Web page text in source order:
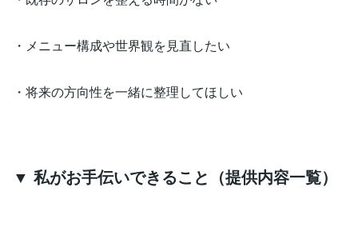
・メニュー構成や世界観を見直したい
・将来の方向性を一緒に整理してほしい
▼ 私がお手伝いできること（提供内容一覧）